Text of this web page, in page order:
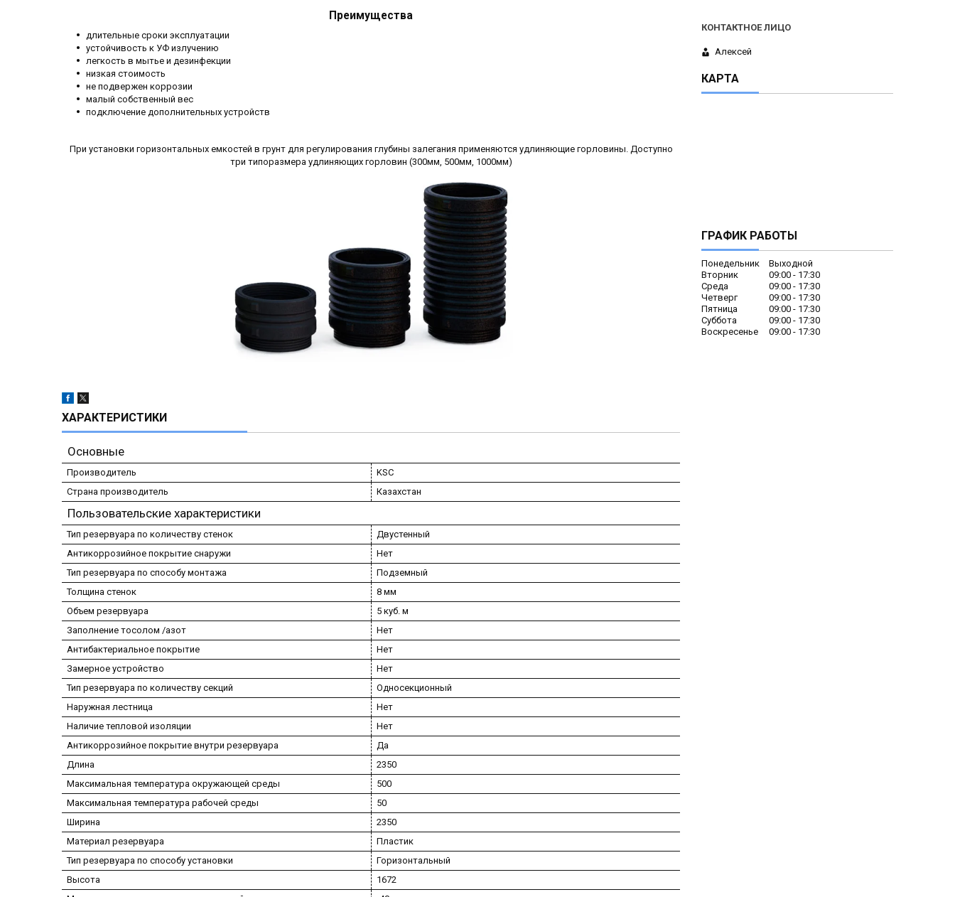
Преимущества
длительные сроки эксплуатации
устойчивость к УФ излучению
легкость в мытье и дезинфекции
низкая стоимость
не подвержен коррозии
малый собственный вес
подключение дополнительных устройств
При установки горизонтальных емкостей в грунт для регулирования глубины залегания применяются удлиняющие горловины. Доступно
три типоразмера удлиняющих горловин (300мм, 500мм, 1000мм)
ХАРАКТЕРИСТИКИ
Основные
Производитель
KSC
Страна производитель
Казахстан
Пользовательские характеристики
Тип резервуара по количеству стенок
Двустенный
Антикоррозийное покрытие снаружи
Нет
Тип резервуара по способу монтажа
Подземный
Толщина стенок
8 мм
Объем резервуара
5 куб. м
Заполнение тосолом /азот
Нет
Антибактериальное покрытие
Нет
Замерное устройство
Нет
Тип резервуара по количеству секций
Односекционный
Наружная лестница
Нет
Наличие тепловой изоляции
Нет
Антикоррозийное покрытие внутри резервуара
Да
Длина
2350
Максимальная температура окружающей среды
500
Максимальная температура рабочей среды
50
Ширина
2350
Материал резервуара
Пластик
Тип резервуара по способу установки
Горизонтальный
Высота
1672
Алексей
КАРТА
ГРАФИК РАБОТЫ
Понедельник
Выходной
Вторник
09:00
17:30
Среда
09:00
17:30
Четверг
09:00
17:30
Пятница
09:00
17:30
Суббота
09:00
17:30
Воскресенье
09:00 17:30